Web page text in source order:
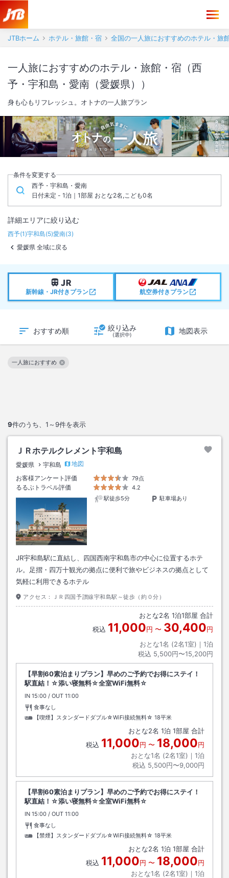
JTBホーム ホテル・旅館・宿 全国の一人旅におすすめのホテル・旅
一人旅におすすめのホテル・旅館・宿（西
予・宇和島・愛南（愛媛県））
身も心もリフレッシュ。オトナの一人旅プラン
条件を変更する
西予・宇和島・愛南
日付未定 - 1泊｜1部屋 おとな2名,こども0名
詳細エリアに絞り込む
西予(1)宇和島(5)愛南(3)
愛媛県 全域に戻る
新幹線・JR付きプラン 航空券付きプラン
おすすめ順 絞り込み
(選択中) 地図表示
9件のうち、 1～9件を表示
一人旅におすすめ
この絞り込み条件を解除
ＪＲホテルクレメント宇和島
愛媛県 宇和島
地図
お客様アンケート評価
79点
るるぶトラベル評価
4.2
駅徒歩5分
駐車場あり
JR宇和島駅に直結し、四国西南宇和島市の中心に位置するホテ
ル。足摺・四万十観光の拠点に便利で旅やビジネスの拠点として
気軽に利用できるホテル
アクセス： ＪＲ四国予讃線宇和島駅～徒歩（約０分）
おとな2名 1泊1部屋 合計
税込 11,000円 〜 30,400円
おとな1名 (2名1室)｜ 1泊
税込 5,500円〜15,200円
【早割60素泊まりプラン】早めのご予約でお得にステイ！
駅直結！☆添い寝無料☆全室WiFi無料☆
IN チェックイン
15:00 / OUT チェックアウト
11:00
食事なし
【喫煙】スタンダードダブル☆WiFi接続無料☆ 18平米
おとな2名 1泊 1部屋 合計
税込 11,000円 〜 18,000円
おとな1名 (2名1室)｜ 1泊
税込 5,500円〜9,000円
【早割60素泊まりプラン】早めのご予約でお得にステイ！
駅直結！☆添い寝無料☆全室WiFi無料☆
IN チェックイン
15:00 / OUT チェックアウト
11:00
食事なし
【禁煙】スタンダードダブル☆WiFi接続無料☆ 18平米
おとな2名 1泊 1部屋 合計
税込 11,000円 〜 18,000円
おとな1名 (2名1室)｜ 1泊